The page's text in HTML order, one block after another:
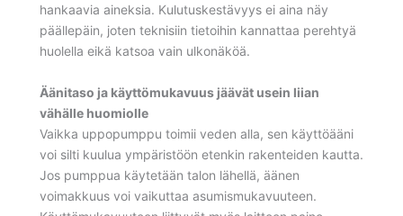
hankaavia aineksia. Kulutuskestävyys ei aina näy
päällepäin, joten teknisiin tietoihin kannattaa perehtyä
huolella eikä katsoa vain ulkonäköä.
Äänitaso ja käyttömukavuus jäävät usein liian
vähälle huomiolle
Vaikka uppopumppu toimii veden alla, sen käyttöääni
voi silti kuulua ympäristöön etenkin rakenteiden kautta.
Jos pumppua käytetään talon lähellä, äänen
voimakkuus voi vaikuttaa asumismukavuuteen.